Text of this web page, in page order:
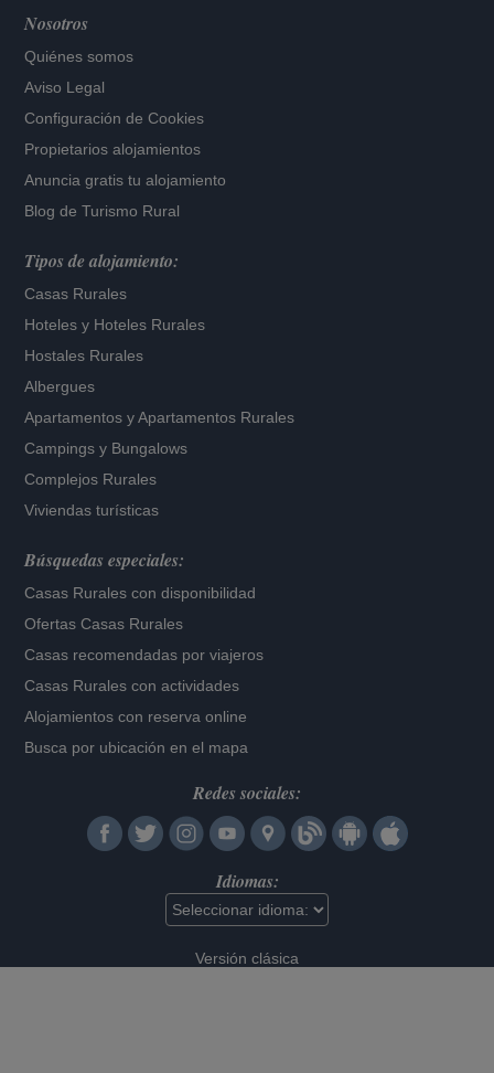
Nosotros
Quiénes somos
Aviso Legal
Configuración de Cookies
Propietarios alojamientos
Anuncia gratis tu alojamiento
Blog de Turismo Rural
Tipos de alojamiento:
Casas Rurales
Hoteles y Hoteles Rurales
Hostales Rurales
Albergues
Apartamentos yApartamentos Rurales
Campings y Bungalows
Complejos Rurales
Viviendas turísticas
Búsquedas especiales:
Casas Rurales con disponibilidad
Ofertas Casas Rurales
Casas recomendadas por viajeros
Casas Rurales con actividades
Alojamientos con reserva online
Busca por ubicación en el mapa
Redes sociales:
Idiomas:
Versión clásica